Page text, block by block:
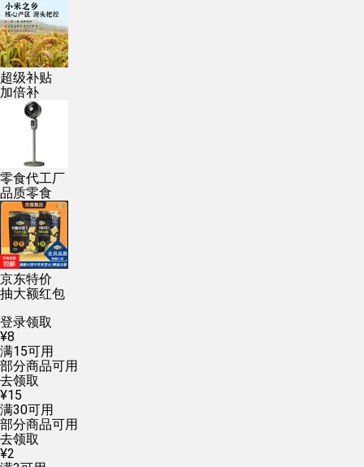
超级补贴
加倍补
零食代工厂
品质零食
京东特价
抽大额红包
登录领取
¥8
满15可用
部分商品可用
去领取
¥15
满30可用
部分商品可用
去领取
¥2